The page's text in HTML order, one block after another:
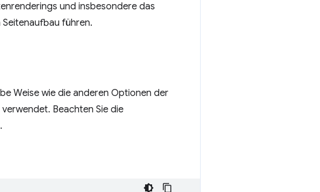
und insbesondere das
führen.
Weise wie die anderen Optionen der
verwendet. Beachten Sie die